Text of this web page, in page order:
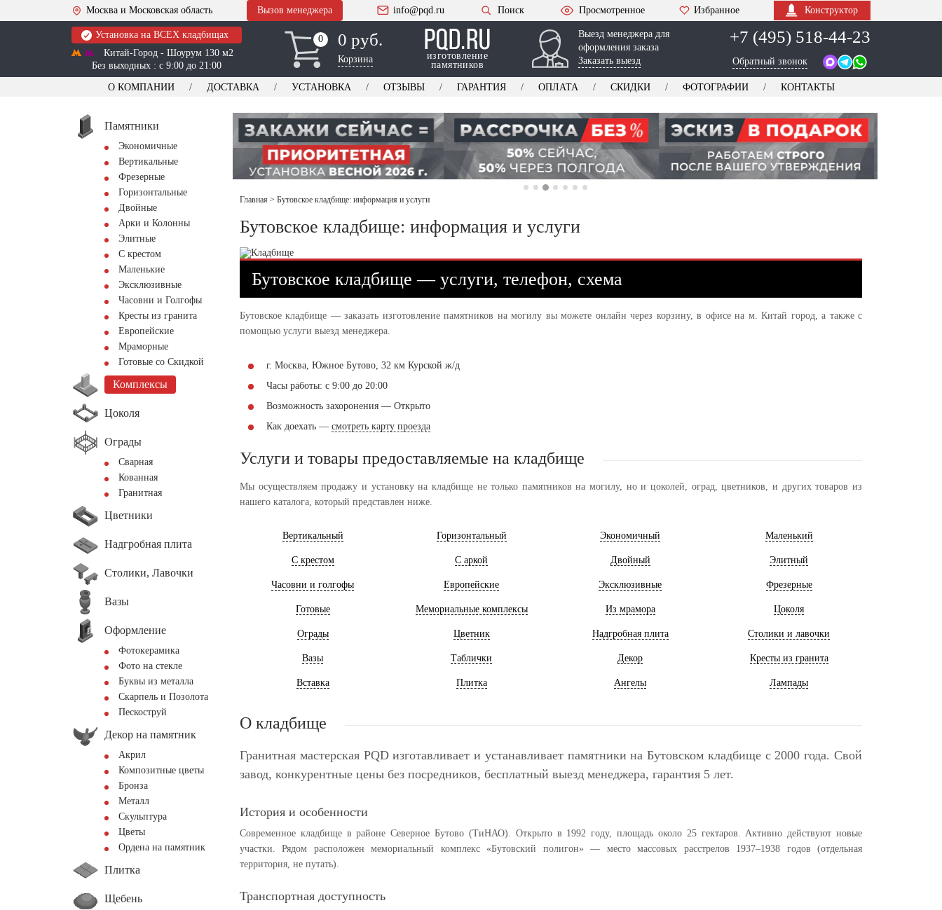
Москва и Московская область Вызов менеджера info@pqd.ru Поиск Просмотренное Избранное Конструктор
Установка на ВСЕХ кладбищах
Китай-Город - Шоурум 130 м2
Без выходных : с 9:00 до 21:00
0
0 0 руб.
Корзина
изготовление
памятников
Выезд менеджера для
оформления заказа
Заказать выезд
+7 (495) 518-44-23
Обратный звонок
О КОМПАНИИ ДОСТАВКА УСТАНОВКА ОТЗЫВЫ ГАРАНТИЯ ОПЛАТА СКИДКИ ФОТОГРАФИИ КОНТАКТЫ
Памятники
Экономичные
Вертикальные
Фрезерные
Горизонтальные
Двойные
Арки и Колонны
Элитные
С крестом
Маленькие
Эксклюзивные
Часовни и Голгофы
Кресты из гранита
Европейские
Мраморные
Готовые со Скидкой
Комплексы
Цоколя
Ограды
Сварная
Кованная
Гранитная
Цветники
Надгробная плита
Столики, Лавочки
Вазы
Оформление
Фотокерамика
Фото на стекле
Буквы из металла
Скарпель и Позолота
Пескоструй
Декор на памятник
Акрил
Композитные цветы
Бронза
Металл
Скульптура
Цветы
Ордена на памятник
Плитка
Щебень
Главная > Бутовское кладбище: информация и услуги
Бутовское кладбище: информация и услуги
Бутовское кладбище — услуги, телефон, схема
Бутовское кладбище — заказать изготовление памятников на могилу вы можете онлайн через корзину, в офисе на м. Китай город, а также с
помощью услуги выезд менеджера.
г. Москва, Южное Бутово, 32 км Курской ж/д
Часы работы: с 9:00 до 20:00
Возможность захоронения — Открыто
Как доехать — смотреть карту проезда
Услуги и товары предоставляемые на кладбище
Мы осуществляем продажу и установку на кладбище не только памятников на могилу, но и цоколей, оград, цветников, и других товаров из
нашего каталога, который представлен ниже.
Вертикальный Горизонтальный Экономичный Маленький
С крестом С аркой Двойный Элитный
Часовни и голгофы Европейские Эксклюзивные Фрезерные
Готовые Мемориальные комплексы Из мрамора Цоколя
Ограды Цветник Надгробная плита Столики и лавочки
Вазы Таблички Декор Кресты из гранита
Вставка Плитка Ангелы Лампады
О кладбище
Гранитная мастерская PQD изготавливает и устанавливает памятники на Бутовском кладбище с 2000 года. Свой
завод, конкурентные цены без посредников, бесплатный выезд менеджера, гарантия 5 лет.
История и особенности
Современное кладбище в районе Северное Бутово (ТиНАО). Открыто в 1992 году, площадь около 25 гектаров. Активно действуют новые
участки. Рядом расположен мемориальный комплекс «Бутовский полигон» — место массовых расстрелов 1937–1938 годов (отдельная
территория, не путать).
Транспортная доступность